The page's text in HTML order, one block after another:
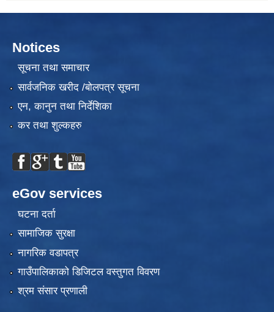
Notices
सूचना तथा समाचार
सार्वजनिक खरीद /बोलपत्र सूचना
एन, कानुन तथा निर्देशिका
कर तथा शुल्कहरु
eGov services
घटना दर्ता
सामाजिक सुरक्षा
नागरिक वडापत्र
गाउँपालिकाको डिजिटल वस्तुगत विवरण
श्रम संसार प्रणाली